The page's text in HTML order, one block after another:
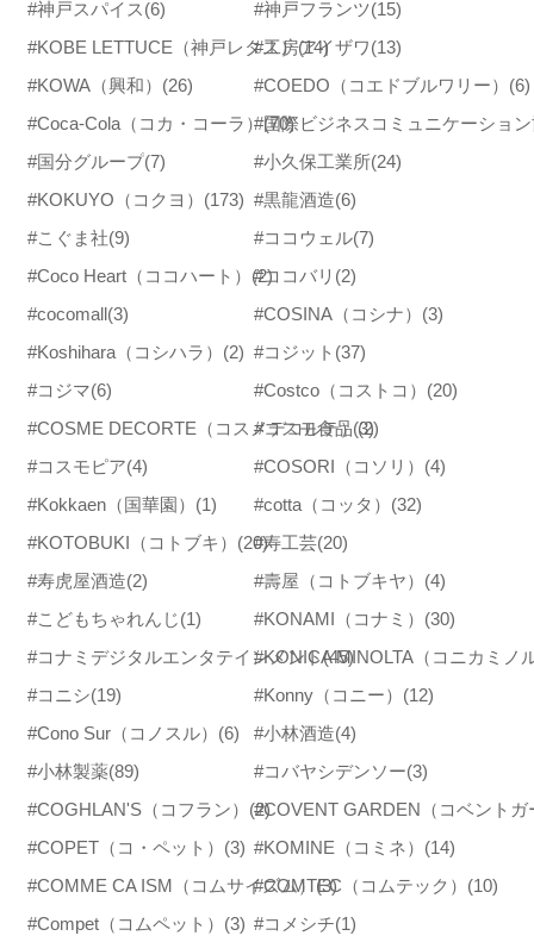
#神戸スパイス(6) #神戸フランツ(15)
#KOBE LETTUCE（神戸レタス）(14)
#工房アイザワ(13)
#KOWA（興和） (26) #COEDO（コエドブルワリー） (6)
#Coca-Cola（コカ・コーラ）(70)
#国際ビジネスコミュニケーショ
#国分グループ(7) #小久保工業所(24)
#KOKUYO（コクヨ） (173) #黒龍酒造(6)
#こぐま社(9) #ココウェル(7)
#Coco Heart（ココハート） (2)
#ココバリ (2)
#cocomall(3) #COSINA（コシナ） (3)
#Koshihara（コシハラ） (2) #コジット (37)
#コジマ(6) #Costco（コストコ） (20)
#COSME DECORTE（コスメデコルテ）(2)
#コスモ食品(3)
#コスモピア(4) #COSORI（コソリ） (4)
#Kokkaen（国華園） (1) #cotta（コッタ） (32)
#KOTOBUKI（コトブキ） (20)#寿工芸(20)
#寿虎屋酒造(2) #壽屋（コトブキヤ） (4)
#こどもちゃれんじ(1) #KONAMI（コナミ） (30)
#コナミデジタルエンタテインメント(45)
#KONICA MINOLTA（コニカミノ
#コニシ(19) #Konny（コニー） (12)
#Cono Sur（コノスル） (6) #小林酒造(4)
#小林製薬(89) #コバヤシデンソー(3)
#COGHLAN'S（コフラン） (2)
#COVENT GARDEN（コベントガ
#COPET（コ・ペット） (3) #KOMINE（コミネ） (14)
#COMME CA ISM（コムサイズム）(3)
#COMTEC（コムテック） (10)
#Compet（コムペット） (3) #コメシチ(1)